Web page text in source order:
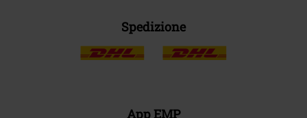
Spedizione
App EMP